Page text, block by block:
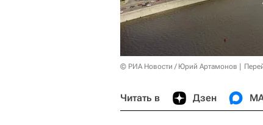
© РИА Новости / Юрий Артамонов
Читать в Дзен